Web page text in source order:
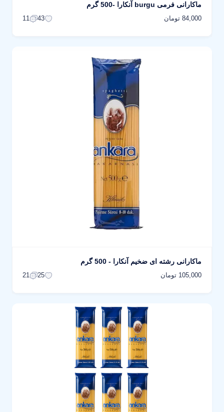
ماکارانی فرمی burgu آنکارا -500 گرم
84,000 تومان 43
11
ماکارانی رشته ای ضخیم آنکارا - 500 گرم
105,000 تومان 25
21